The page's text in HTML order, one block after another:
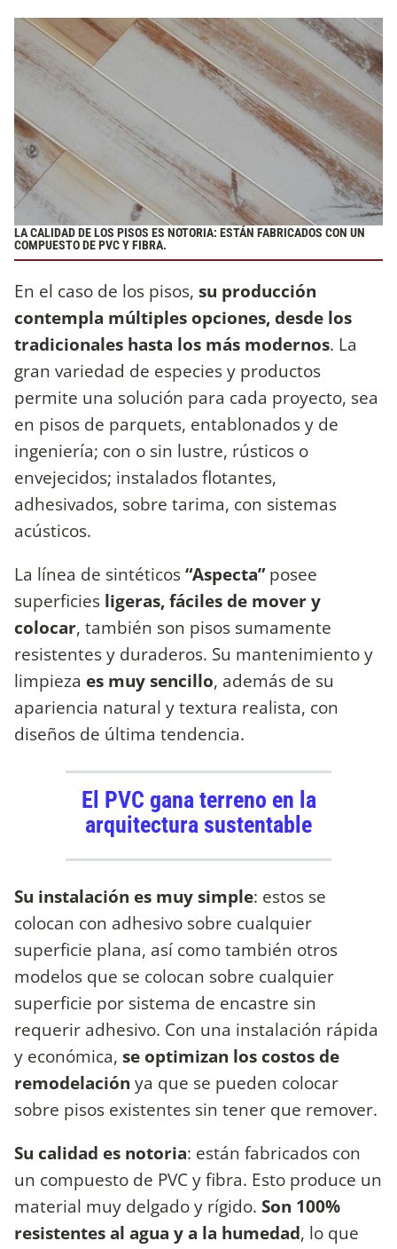
LA CALIDAD DE LOS PISOS ES NOTORIA: ESTÁN FABRICADOS CON UN
COMPUESTO DE PVC Y FIBRA.
En el caso de los pisos, su producción
contempla múltiples opciones, desde los
tradicionales hasta los más modernos. La
gran variedad de especies y productos
permite una solución para cada proyecto, sea
en pisos de parquets, entablonados y de
ingeniería; con o sin lustre, rústicos o
envejecidos; instalados flotantes,
adhesivados, sobre tarima, con sistemas
acústicos.
La línea de sintéticos“Aspecta”posee
superficies ligeras, fáciles de mover y
colocar, también son pisos sumamente
resistentes y duraderos. Su mantenimiento y
limpieza es muy sencillo, además de su
apariencia natural y textura realista, con
diseños de última tendencia.
El PVC gana terreno en la
arquitectura sustentable
Su instalación es muy simple: estos se
colocan con adhesivo sobre cualquier
superficie plana, así como también otros
modelos que se colocan sobre cualquier
superficie por sistema de encastre sin
requerir adhesivo. Con una instalación rápida
y económica, se optimizan los costos de
remodelación ya que se pueden colocar
sobre pisos existentes sin tener que remover.
Su calidad es notoria: están fabricados con
un compuesto de PVC y fibra. Esto produce un
material muy delgado y rígido. Son 100%
resistentes al agua y a la humedad, lo que